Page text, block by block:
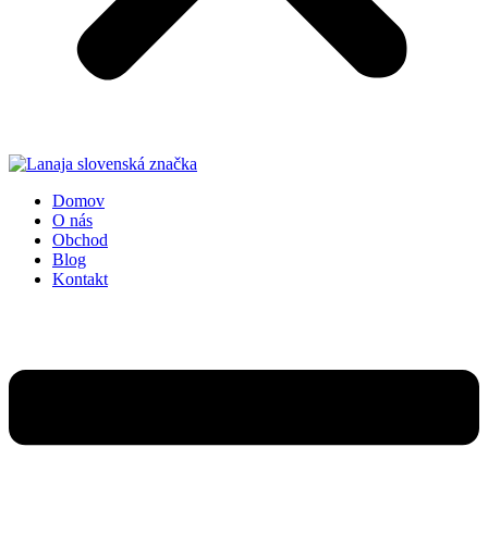
Domov
O nás
Obchod
Blog
Kontakt